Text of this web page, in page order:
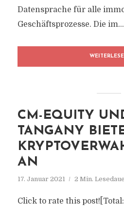
Datensprache für alle
Geschäftsprozesse. Die im...
CM-EQUITY
TANGANY
AN
17. Januar 2021 2 Min.
Click to rate this post![Total: